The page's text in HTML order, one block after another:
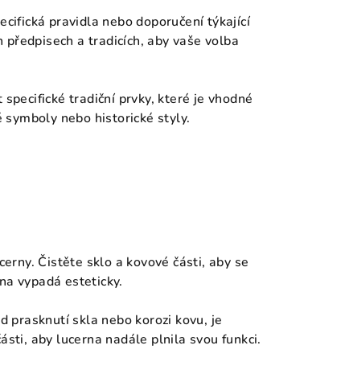
pravidla nebo doporučení týkající
a tradicích, aby vaše volba
tradiční prvky, které je vhodné
nebo historické styly.
Čistěte sklo a kovové části, aby se
vypadá esteticky.
prasknutí skla nebo korozi kovu, je
aby lucerna nadále plnila svou funkci.